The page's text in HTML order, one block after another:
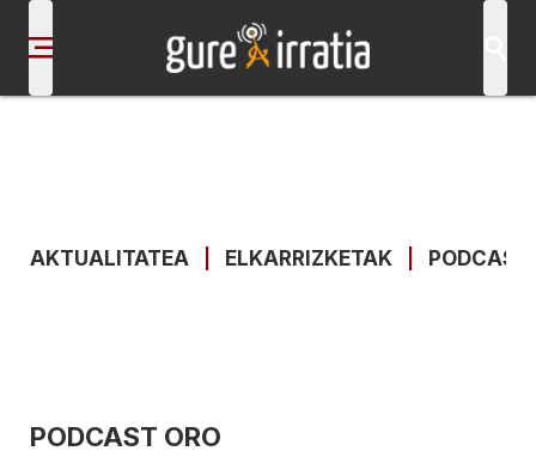
AKTUALITATEA ELKARRIZKETAK
PODCAST ORO